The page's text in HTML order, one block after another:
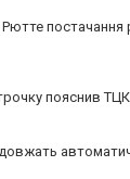
пояснив ТЦК